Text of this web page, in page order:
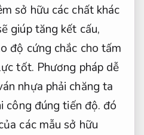
sở hữu các chất khác
giúp tăng kết cấu,
độ cứng chắc cho tấm
tốt. Phương pháp dễ
nhựa phải chăng ta
công đúng tiến độ. đó
các mẫu sở hữu